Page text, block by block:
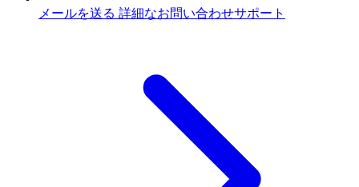
メールを送る 詳細なお問い合わせサポート